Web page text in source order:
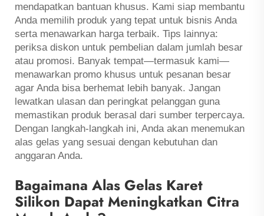
mendapatkan bantuan khusus. Kami siap membantu
Anda memilih produk yang tepat untuk bisnis Anda
serta menawarkan harga terbaik. Tips lainnya:
periksa diskon untuk pembelian dalam jumlah besar
atau promosi. Banyak tempat—termasuk kami—
menawarkan promo khusus untuk pesanan besar
agar Anda bisa berhemat lebih banyak. Jangan
lewatkan ulasan dan peringkat pelanggan guna
memastikan produk berasal dari sumber terpercaya.
Dengan langkah-langkah ini, Anda akan menemukan
alas gelas yang sesuai dengan kebutuhan dan
anggaran Anda.
Bagaimana Alas Gelas Karet
Silikon Dapat Meningkatkan Citra